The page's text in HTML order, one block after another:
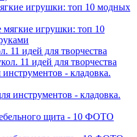
игрушки: топ 10 модных
11 идей для творчества
- кладовка.
щита - 10 ФОТО